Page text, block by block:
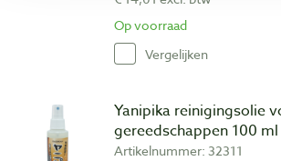
Op voorraad
Vergelijken
Yanipika reinigingsolie
gereedschappen 100 ml
Artikelnummer: 32311